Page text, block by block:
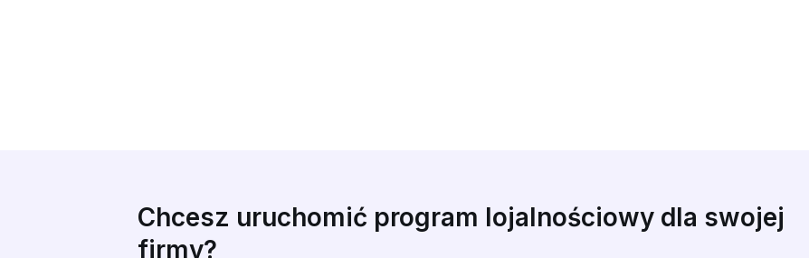
Chcesz uruchomić program lojalnościowy dla swojej
firmy?